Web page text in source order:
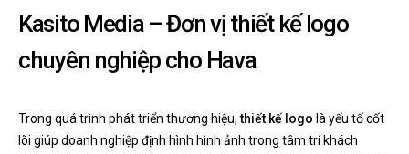
Kasito Media – Đơn vị thiết kế logo
chuyên nghiệp cho Hava
Trong quá trình phát triển thương hiệu,thiết kế logo là yếu tố cốt
lõi giúp doanh nghiệp định hình hình ảnh trong tâm trí khách